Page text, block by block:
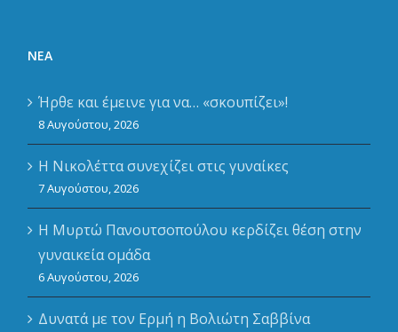
ΝΈΑ
Ήρθε και έμεινε για να… «σκουπίζει»!
8 Αυγούστου, 2026
Η Νικολέττα συνεχίζει στις γυναίκες
7 Αυγούστου, 2026
Η Μυρτώ Πανουτσοπούλου κερδίζει θέση στην
γυναικεία ομάδα
6 Αυγούστου, 2026
Δυνατά με τον Ερμή η Βολιώτη Σαββίνα